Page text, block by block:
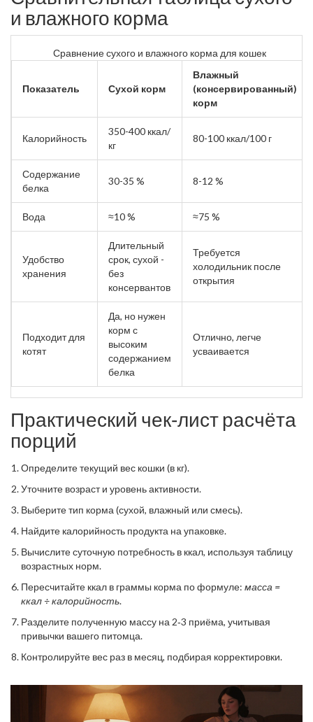
и влажного корма
Сравнение сухого и влажного корма для кошек
Показатель Сухой корм
Влажный
(консервированный)
корм
Калорийность
350-400 ккал/
кг
80-100 ккал/100 г
Содержание
белка
30-35 % 8-12 %
Вода ≈10 % ≈75 %
Удобство
хранения
Длительный
срок, сухой -
без
консервантов
Требуется
холодильник после
открытия
Подходит для
котят
Да, но нужен
корм с
высоким
содержанием
белка
Отлично, легче
усваивается
Практический чек‑лист расчёта
порций
Определите текущий вес кошки (в кг).
Уточните возраст и уровень активности.
Выберите тип корма (сухой, влажный или смесь).
Найдите калорийность продукта на упаковке.
Вычислите суточную потребность в ккал, используя таблицу
возрастных норм.
Пересчитайте ккал в граммы корма по формуле: масса =
ккал ÷ калорийность.
Разделите полученную массу на 2‑3 приёма, учитывая
привычки вашего питомца.
Контролируйте вес раз в месяц, подбирая корректировки.